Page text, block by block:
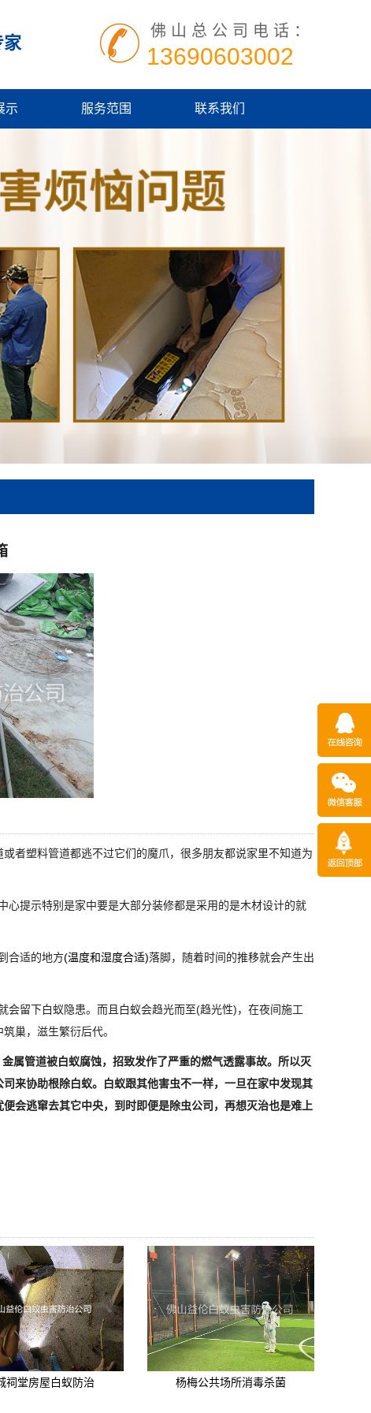
家
佛山总公司电话：
13690603002
示 服务范围 联系我们
者塑料管道都逃不过它们的魔爪，很多朋友都说家里不知道为
提示特别是家中要是大部分装修都是采用的是木材设计的就
合适的地方(温度和湿度合适)落脚，随着时间的推移就会产生出
会留下白蚁隐患。而且白蚁会趋光而至(趋光性)，在夜间施工
巢，滋生繁衍后代。
属管道被白蚁腐蚀，招致发作了严重的燃气透露事故。所以灭
来协助根除白蚁。白蚁跟其他害虫不一样，一旦在家中发现其
会逃窜去其它中央，到时即便是除虫公司，再想灭治也是难上
祠堂房屋白蚁防治 杨梅公共场所消毒杀菌